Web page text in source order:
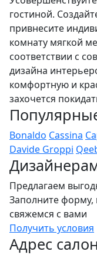
гостиной.
привнесите
комнату мягкой
соответствии с
дизайна
комфортную и
захочется
Bonaldo Cassina
Davide Groppi
Предлагаем
Заполните форму,
свяжемся с вами
Получить условия
Адрес